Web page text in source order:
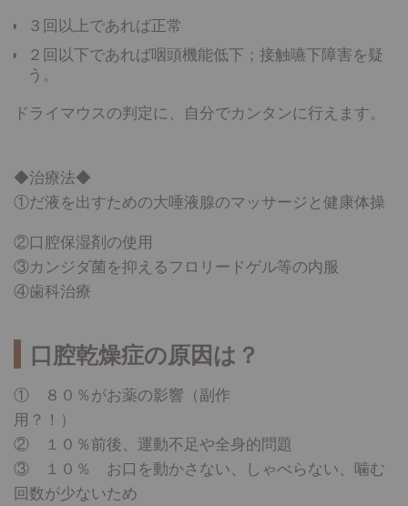
３回以上であれば正常
２回以下であれば咽頭機能低下；接触嚥下障害を疑
う。
ドライマウスの判定に、自分でカンタンに行えます。
◆治療法◆
①だ液を出すための大唾液腺のマッサージと健康体操
②口腔保湿剤の使用
③カンジダ菌を抑えるフロリードゲル等の内服
④歯科治療
口腔乾燥症の原因は？
① ８０％がお薬の影響（副作
用？！）
② １０％前後、運動不足や全身的問題
③ １０％ お口を動かさない、しゃべらない、噛む
回数が少ないため